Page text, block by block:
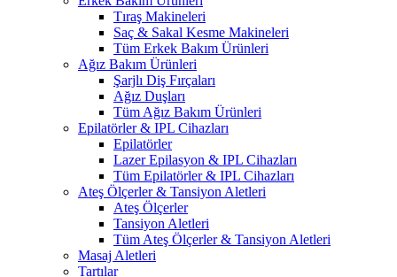
Tıraş Makineleri
Saç & Sakal Kesme Makineleri
Tüm Erkek Bakım Ürünleri
Ağız Bakım Ürünleri
Şarjlı Diş Fırçaları
Ağız Duşları
Tüm Ağız Bakım Ürünleri
Epilatörler & IPL Cihazları
Epilatörler
Lazer Epilasyon & IPL Cihazları
Tüm Epilatörler & IPL Cihazları
Ateş Ölçerler & Tansiyon Aletleri
Ateş Ölçerler
Tansiyon Aletleri
Tüm Ateş Ölçerler & Tansiyon Aletleri
Masaj Aletleri
Tartılar